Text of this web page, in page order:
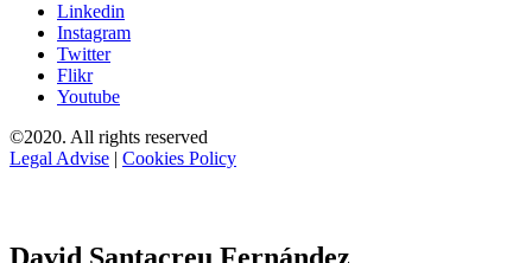
Linkedin
Instagram
Twitter
Flikr
Youtube
©2020. All rights reserved
Legal Advise | Cookies Policy